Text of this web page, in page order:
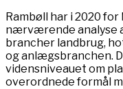
Rambøll har i 2020
nærværende analyse
brancher landbrug,
og anlægsbranchen.
vidensniveauet om
overordnede formål